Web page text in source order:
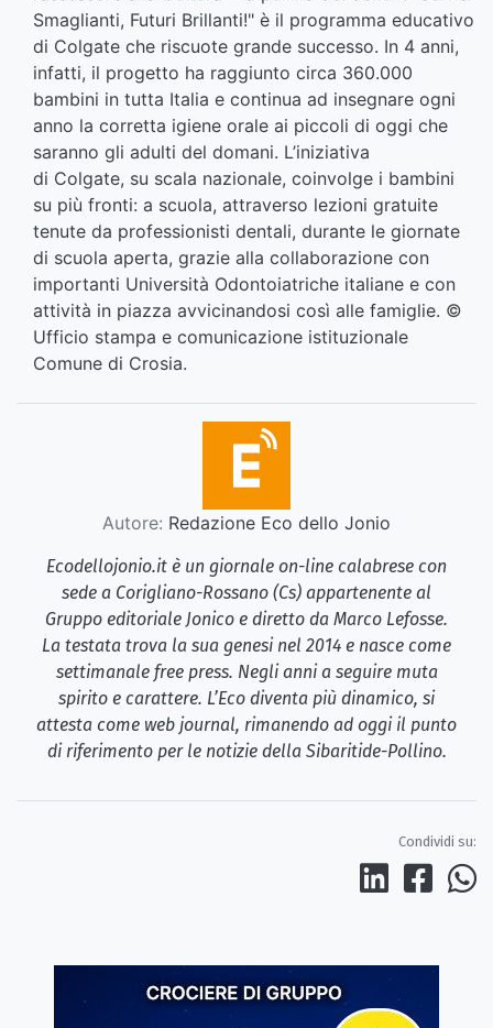
Smaglianti, Futuri Brillanti!" è il programma educativo
di Colgate che riscuote grande successo. In 4 anni,
infatti, il progetto ha raggiunto circa 360.000
bambini in tutta Italia e continua ad insegnare ogni
anno la corretta igiene orale ai piccoli di oggi che
saranno gli adulti del domani. L’iniziativa
di Colgate, su scala nazionale, coinvolge i bambini
su più fronti: a scuola, attraverso lezioni gratuite
tenute da professionisti dentali, durante le giornate
di scuola aperta, grazie alla collaborazione con
importanti Università Odontoiatriche italiane e con
attività in piazza avvicinandosi così alle famiglie. ©
Ufficio stampa e comunicazione istituzionale
Comune di Crosia.
Autore: Redazione Eco dello Jonio
Ecodellojonio.it è un giornale on-line calabrese con
sede a Corigliano-Rossano (Cs) appartenente al
Gruppo editoriale Jonico e diretto da Marco Lefosse.
La testata trova la sua genesi nel 2014 e nasce come
settimanale free press. Negli anni a seguire muta
spirito e carattere. L’Eco diventa più dinamico, si
attesta come web journal, rimanendo ad oggi il punto
di riferimento per le notizie della Sibaritide-Pollino.
Condividi su: